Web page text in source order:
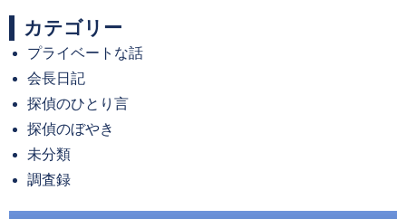
イ
ブ
カテゴリー
プライベートな話
会長日記
探偵のひとり言
探偵のぼやき
未分類
調査録